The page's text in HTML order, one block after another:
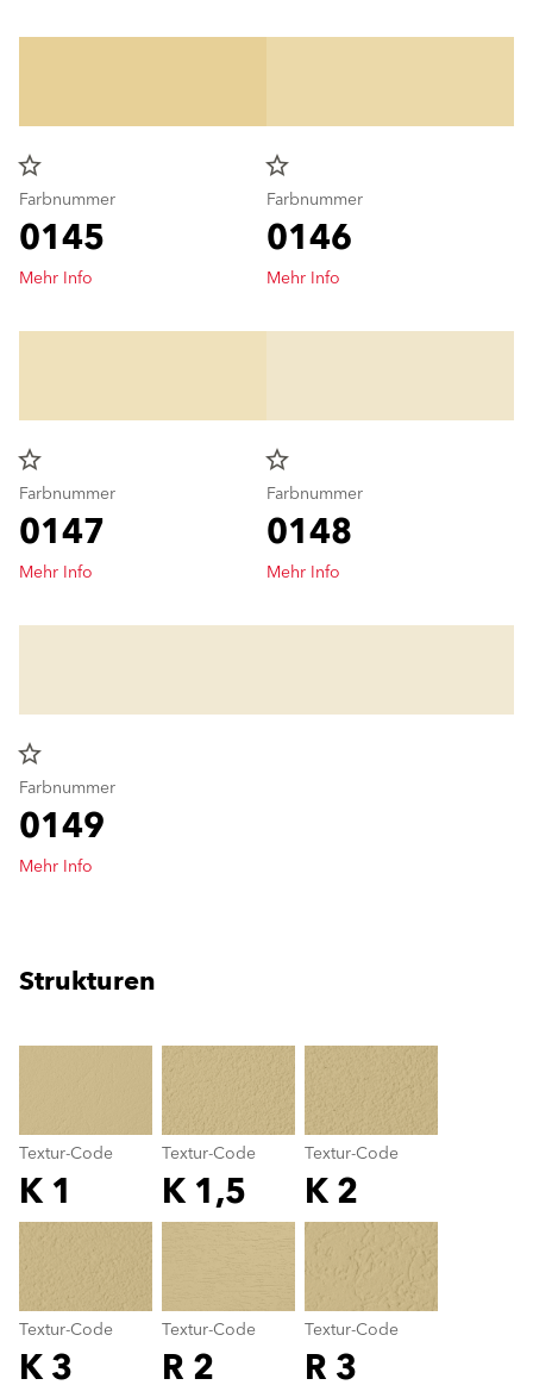
star_border
Farbnummer
0145
Mehr Info
star_border
Farbnummer
0146
Mehr Info
star_border
Farbnummer
0147
Mehr Info
star_border
Farbnummer
0148
Mehr Info
star_border
Farbnummer
0149
Mehr Info
Strukturen
Textur-Code
K 1
Textur-Code
K 1,5
Textur-Code
K 2
Textur-Code
K 3
Textur-Code
R 2
Textur-Code
R 3
Textur-Code
color_name